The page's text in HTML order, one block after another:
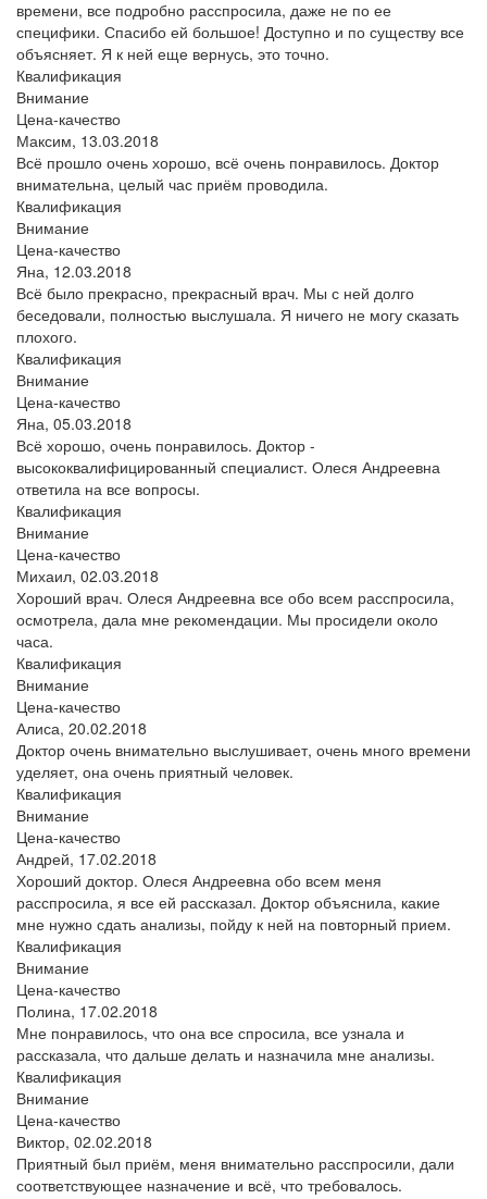
времени, все подробно расспросила, даже не по ее
специфики. Спасибо ей большое! Доступно и по существу все
объясняет. Я к ней еще вернусь, это точно.
Квалификация
Внимание
Цена-качество
Максим, 13.03.2018
Всё прошло очень хорошо, всё очень понравилось. Доктор
внимательна, целый час приём проводила.
Квалификация
Внимание
Цена-качество
Яна, 12.03.2018
Всё было прекрасно, прекрасный врач. Мы с ней долго
беседовали, полностью выслушала. Я ничего не могу сказать
плохого.
Квалификация
Внимание
Цена-качество
Яна, 05.03.2018
Всё хорошо, очень понравилось. Доктор -
высококвалифицированный специалист. Олеся Андреевна
ответила на все вопросы.
Квалификация
Внимание
Цена-качество
Михаил, 02.03.2018
Хороший врач. Олеся Андреевна все обо всем расспросила,
осмотрела, дала мне рекомендации. Мы просидели около
часа.
Квалификация
Внимание
Цена-качество
Алиса, 20.02.2018
Доктор очень внимательно выслушивает, очень много времени
уделяет, она очень приятный человек.
Квалификация
Внимание
Цена-качество
Андрей, 17.02.2018
Хороший доктор. Олеся Андреевна обо всем меня
расспросила, я все ей рассказал. Доктор объяснила, какие
мне нужно сдать анализы, пойду к ней на повторный прием.
Квалификация
Внимание
Цена-качество
Полина, 17.02.2018
Мне понравилось, что она все спросила, все узнала и
рассказала, что дальше делать и назначила мне анализы.
Квалификация
Внимание
Цена-качество
Виктор, 02.02.2018
Приятный был приём, меня внимательно расспросили, дали
соответствующее назначение и всё, что требовалось.